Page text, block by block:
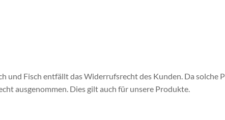
Fisch entfällt das Widerrufsrecht des Kunden. Da solche
ausgenommen. Dies gilt auch für unsere Produkte.